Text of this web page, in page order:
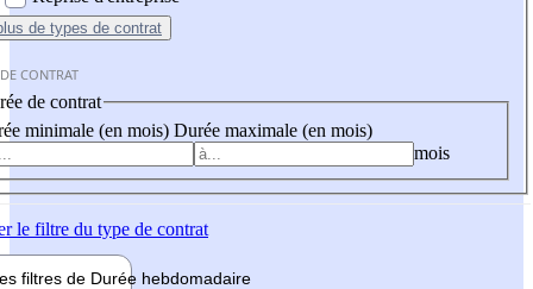
de types de contrat
CONTRAT
de contrat
minimale (en mois) Durée maximale (en mois)
mois
le filtre du type de contrat
filtres de Durée hebdomadaire